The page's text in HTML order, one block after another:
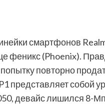
смартфонов
феникс (Phoenix).
повторно
представляет собой
девайс лишился 8-